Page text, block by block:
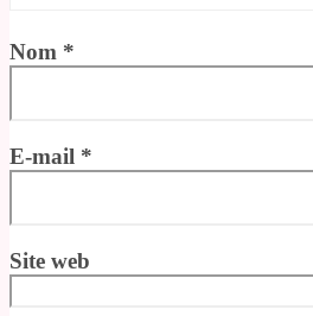
Nom *
E-mail *
Site web